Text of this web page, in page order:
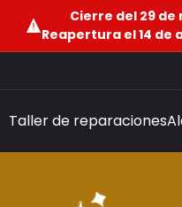
Cierre del 29 de
Reapertura el 14 de
Taller de reparaciones